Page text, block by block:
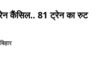
लेन की मंजूरी.. जानिए किन-किन
की शादी फिक्स, गर्लफ्रेंड से होगी
कैंसिल.. 81 ट्रेन का रुट